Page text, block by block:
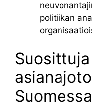
politiikan
Suosittuja
Suomessa